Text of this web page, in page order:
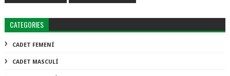
CATEGORIES
CADET FEMENÍ
CADET MASCULÍ